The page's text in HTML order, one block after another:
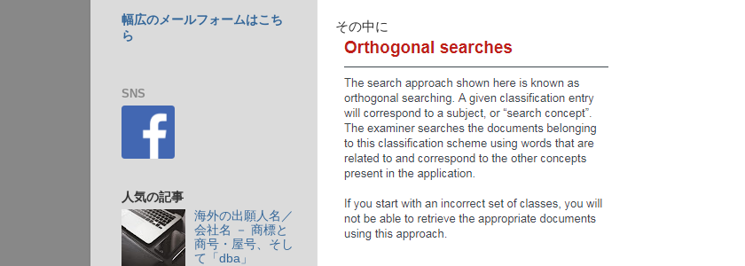
その中に
幅広のメールフォームはこち
ら
SNS
人気の記事
海外の出願人名／
会社名 － 商標と
商号・屋号、そし
て「dba」